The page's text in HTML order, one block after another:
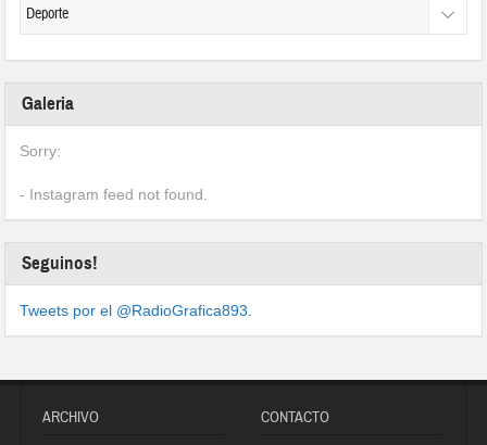
Galeria
Sorry:
- Instagram feed not found.
Seguinos!
Tweets por el @RadioGrafica893.
ARCHIVO CONTACTO